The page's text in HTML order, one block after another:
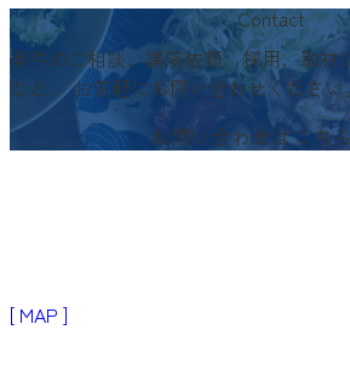
Contact
案件のご相談、講演依頼、採用、取材
など、お気軽にお問い合わせください
お問い合わせはこちら
[ MAP ]